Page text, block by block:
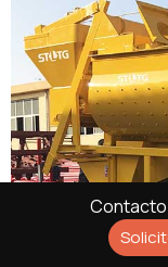
Contacto